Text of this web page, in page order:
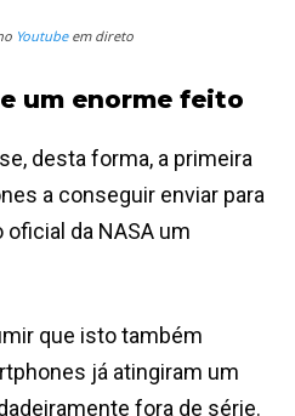
Youtubeem direto
um enorme feito
desta forma, a primeira
a conseguir enviar para
da NASA um
que isto também
já atingiram um
fora de série.